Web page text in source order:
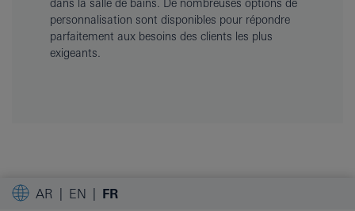
dans la salle de bains. De nombreuses options de
personnalisation sont disponibles pour répondre
parfaitement aux besoins des clients les plus
exigeants.
AR EN FR